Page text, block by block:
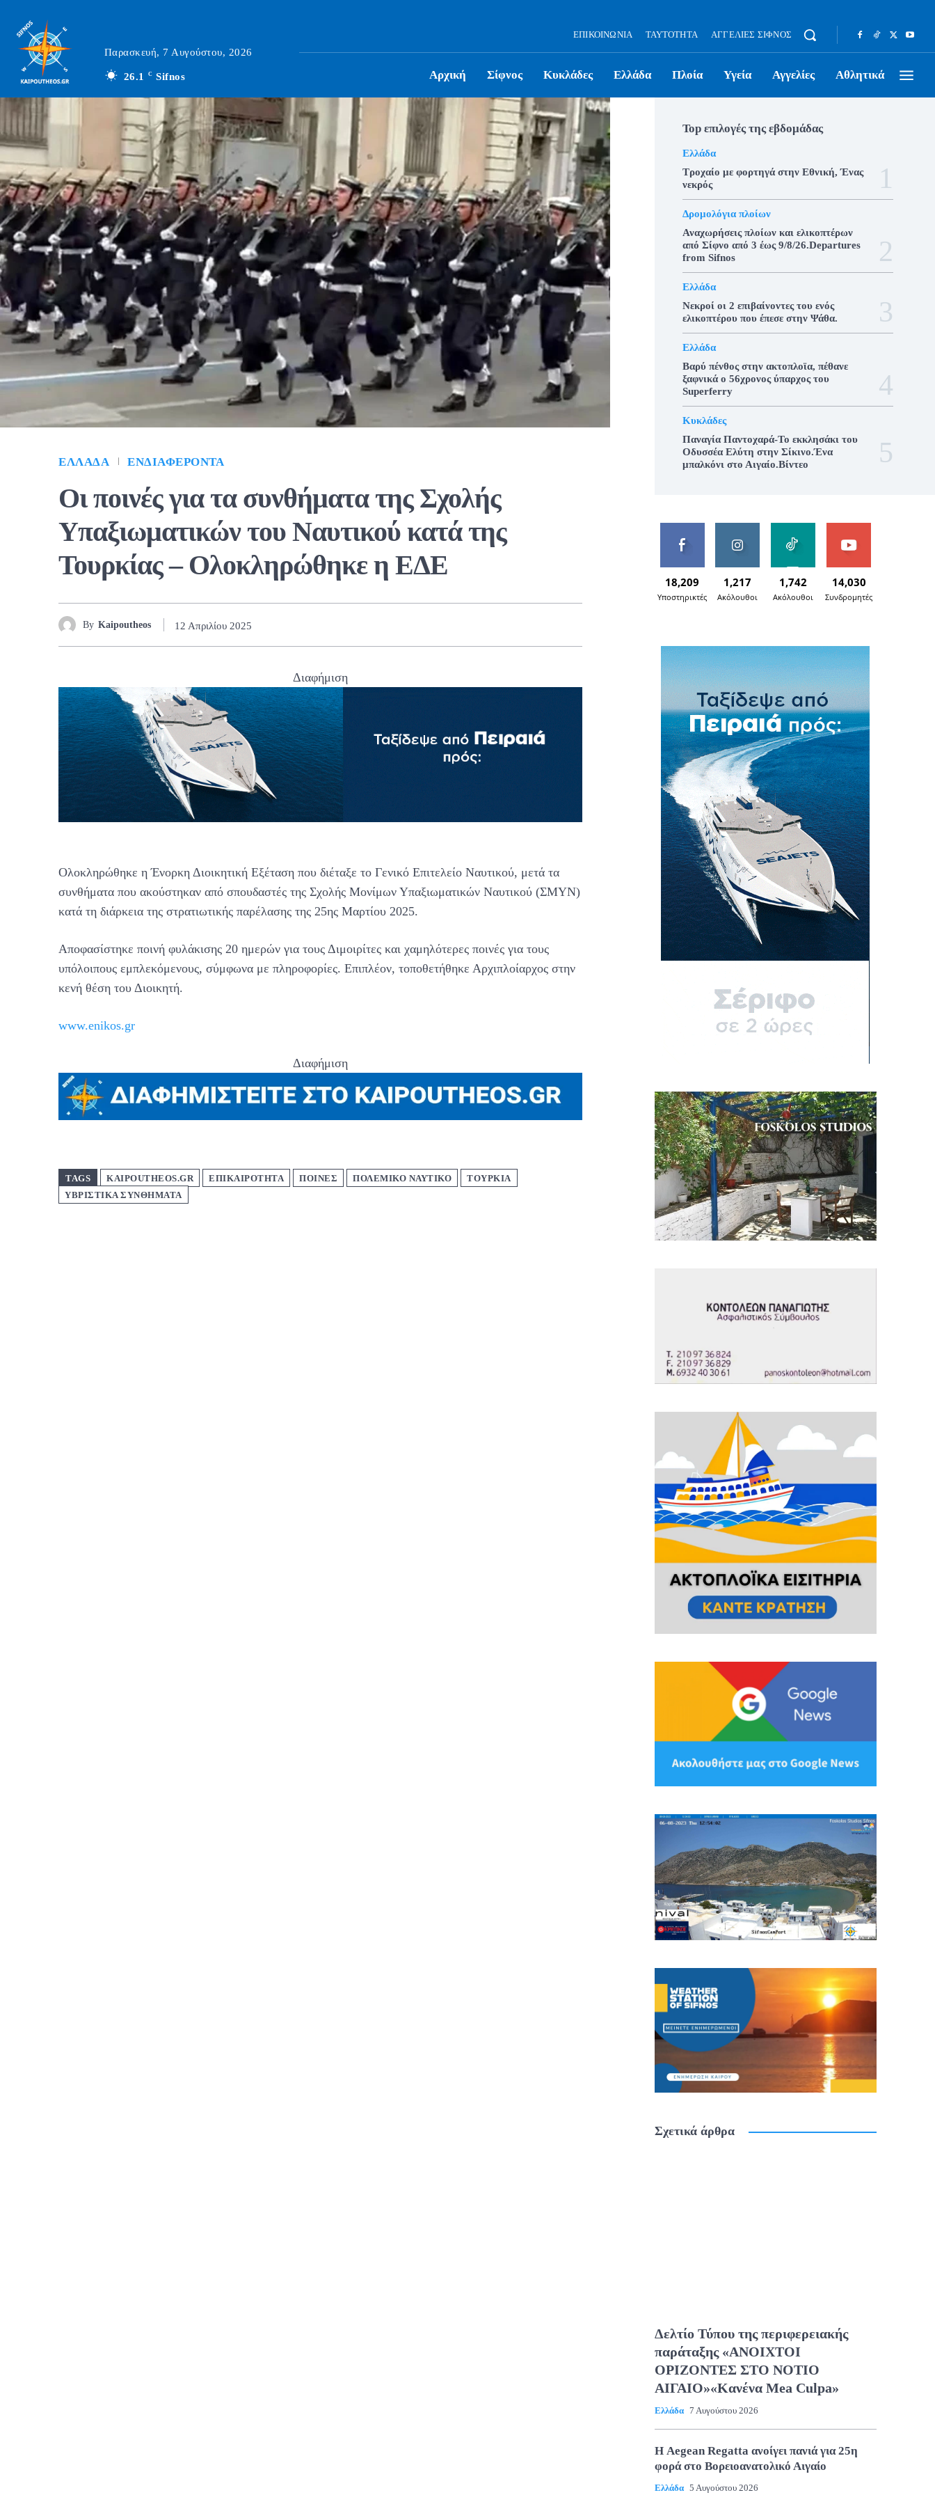
Παρασκευή, 7 Αυγούστου, 2026
26.1 C Sifnos
ΕΠΙΚΟΙΝΩΝΊΑ ΤΑΥΤΌΤΗΤΑ ΑΓΓΕΛΊΕΣ ΣΊΦΝΟΣ
Αρχική Σίφνος Κυκλάδες Ελλάδα Πλοία Υγεία Αγγελίες Αθλητικά
ΕΛΛΆΔΑ ΕΝΔΙΑΦΈΡΟΝΤΑ
Οι ποινές για τα συνθήματα της Σχολής
Υπαξιωματικών του Ναυτικού κατά της
Τουρκίας – Ολοκληρώθηκε η ΕΔΕ
By Kaipoutheos 12 Απριλίου 2025
Διαφήμιση
Ολοκληρώθηκε η Ένορκη Διοικητική Εξέταση που διέταξε το Γενικό Επιτελείο Ναυτικού, μετά τα
συνθήματα που ακούστηκαν από σπουδαστές της Σχολής Μονίμων Υπαξιωματικών Ναυτικού (ΣΜΥΝ)
κατά τη διάρκεια της στρατιωτικής παρέλασης της 25ης Μαρτίου 2025.
Αποφασίστηκε ποινή φυλάκισης 20 ημερών για τους Διμοιρίτες και χαμηλότερες ποινές για τους
υπόλοιπους εμπλεκόμενους, σύμφωνα με πληροφορίες. Επιπλέον, τοποθετήθηκε Αρχιπλοίαρχος στην
κενή θέση του Διοικητή.
www.enikos.gr
Διαφήμιση
TAGS KAIPOUTHEOS.GR ΕΠΙΚΑΙΡΟΤΗΤΑ ΠΟΙΝΕΣ ΠΟΛΕΜΙΚΟ ΝΑΥΤΙΚΟ
ΤΟΥΡΚΙΑ
ΥΒΡΙΣΤΙΚΑ ΣΥΝΘΗΜΑΤΑ
Top επιλογές της εβδομάδας
Ελλάδα
Τροχαίο με φορτηγά στην Εθνική, Ένας
νεκρός
Δρομολόγια πλοίων
Αναχωρήσεις πλοίων και ελικοπτέρων
από Σίφνο από 3 έως 9/8/26.Departures
from Sifnos
Ελλάδα
Νεκροί οι 2 επιβαίνοντες του ενός
ελικοπτέρου που έπεσε στην Ψάθα.
Ελλάδα
Βαρύ πένθος στην ακτοπλοϊα, πέθανε
ξαφνικά ο 56χρονος ύπαρχος του
Superferry
Κυκλάδες
Παναγία Παντοχαρά-Το εκκλησάκι του
Οδυσσέα Ελύτη στην Σίκινο.Ένα
μπαλκόνι στο Αιγαίο.Βίντεο
18,209
Υποστηρικτές
1,217
Ακόλουθοι
1,742
Ακόλουθοι
14,030
Συνδρομητές
Σχετικά άρθρα
Δελτίο Τύπου της περιφερειακής
παράταξης «ΑΝΟΙΧΤΟΙ
ΟΡΙΖΟΝΤΕΣ ΣΤΟ ΝΟΤΙΟ
ΑΙΓΑΙΟ»«Κανένα Mea Culpa»
Ελλάδα 7 Αυγούστου 2026
Η Aegean Regatta ανοίγει πανιά για 25η
φορά στο Βορειοανατολικό Αιγαίο
Ελλάδα 5 Αυγούστου 2026